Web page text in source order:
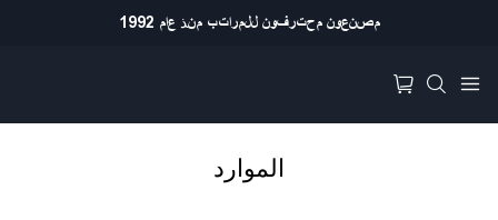
مصنعون محترفون للمراتب منذ عام 1992
الموارد